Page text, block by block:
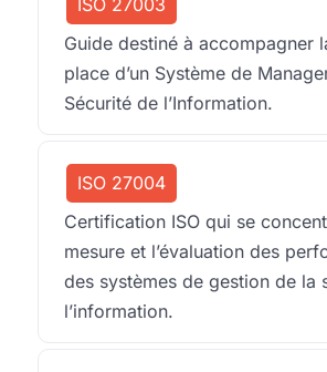
ISO 27003
Guide destiné à accompagner
place d’un Système de
Sécurité de l’Information.
ISO 27004
Certification ISO qui se
mesure et l’évaluation des
des systèmes de gestion de la
l’information.